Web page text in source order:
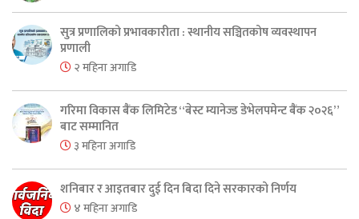
सुत्र प्रणालिको प्रभावकारीता : स्थानीय सञ्चितकोष व्यवस्थापन
प्रणाली
२ महिना अगाडि
गरिमा विकास बैंक लिमिटेड “बेस्ट म्यानेज्ड डेभेलपमेन्ट बैंक २०२६”
बाट सम्मानित
३ महिना अगाडि
शनिबार र आइतबार दुई दिन बिदा दिने सरकारको निर्णय
४ महिना अगाडि